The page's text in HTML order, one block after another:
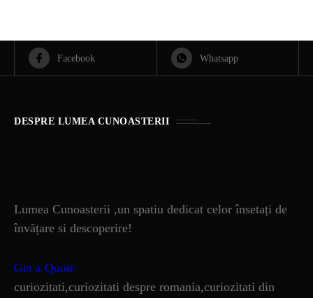
Facebook Whatsapp
DESPRE LUMEA CUNOASTERII
Lumea Cunoasterii ,un spatiu dedicat celor însetați de
învățare si descoperire!
Get a Quote
curiozitati,curiozitati despre romania,curiozitati din